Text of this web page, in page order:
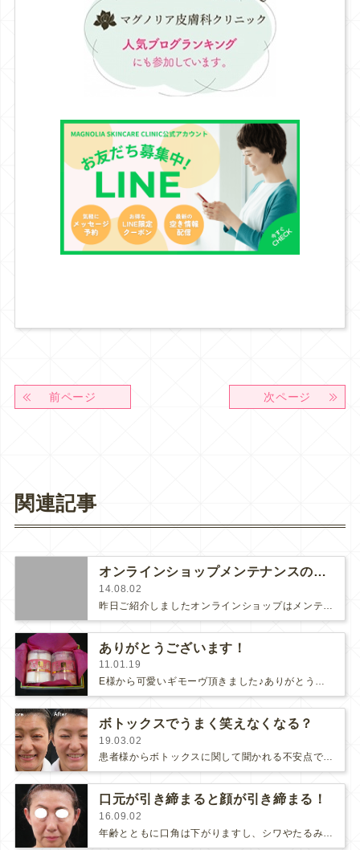
前ページ 次ページ
関連記事
オンラインショップメンテナンスのご報告
14.08.02
ありがとうございます！
11.01.19
E様から可愛いギモーヴ頂きました♪ありがとうございます！E様は挙式の前に背中のにきびとニキビ跡を治療なさいました。こちらが治療…
ボトックスでうまく笑えなくなる？
19.03.02
患者様からボトックスに関して聞かれる不安点で多いのは「上手く笑えなくなって表情が不自然になるのでは？」「目が重くなるのでは？」…
口元が引き締まると顔が引き締まる！
16.09.02